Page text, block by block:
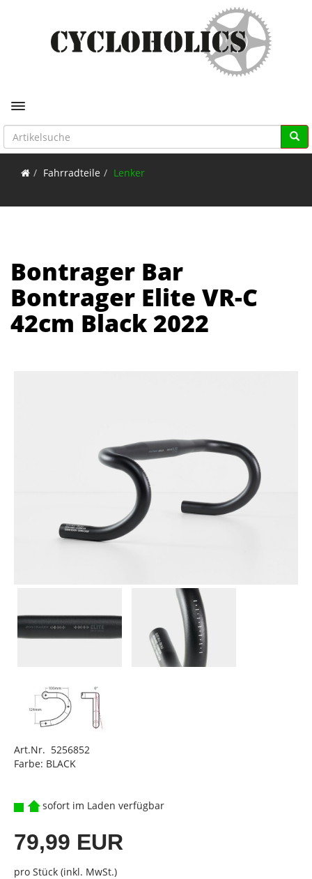
Toggle navigation
Fahrradteile Lenker
Bontrager Bar
Bontrager Elite VR-C
42cm Black 2022
Art.Nr. 5256852
Farbe: BLACK
sofort im Laden verfügbar
79,99 EUR
pro Stück (inkl. MwSt.)